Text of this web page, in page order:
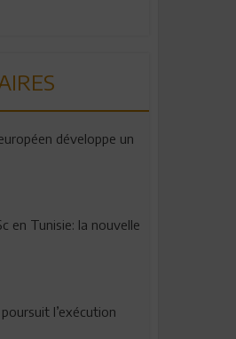
développe un
en Tunisie: la nouvelle
l’exécution